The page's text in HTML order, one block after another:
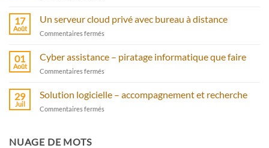
Anti-
Spam
protection
antivirus
17
Août
Un serveur cloud privé avec bureau à distance
Commentaires fermés
serveur
cloud
privé
bureau
01
Août
Cyber assistance – piratage informatique que faire
Commentaires fermés
assistance
–
piratage
29
Juil
Solution logicielle – accompagnement et recherche
Commentaires fermés
NUAGE DE MOTS